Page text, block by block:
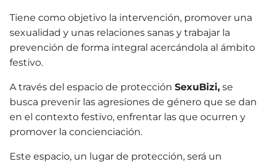
Tiene como objetivo la intervención, promover una
sexualidad y unas relaciones sanas y trabajar la
prevención de forma integral acercándola al ámbito
festivo.
A través del espacio de protección SexuBizi, se
busca prevenir las agresiones de género que se dan
en el contexto festivo, enfrentar las que ocurren y
promover la concienciación.
Este espacio, un lugar de protección, será un